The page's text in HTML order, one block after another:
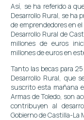
Así, se ha referido a
Desarrollo Rural, se ha
de emprendedores en
Desarrollo Rural de
millones de euros
millones de euros en
Tanto las becas para
Desarrollo Rural, que
suscrito esta mañana
Armas de Toledo, son
contribuyen al
Gobierno de Castilla-La